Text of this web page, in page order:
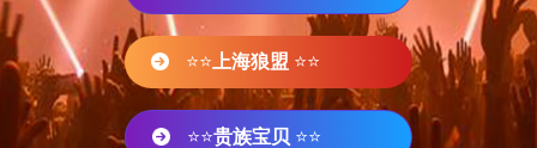
⭐⭐ 上海狼盟 ⭐⭐
⭐⭐贵族宝贝 ⭐⭐